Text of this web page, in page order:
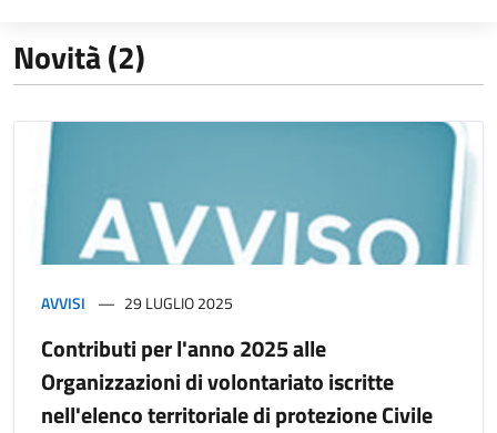
Novità (2)
AVVISI 29 LUGLIO 2025
Contributi per l'anno 2025 alle
Organizzazioni di volontariato iscritte
nell'elenco territoriale di protezione Civile